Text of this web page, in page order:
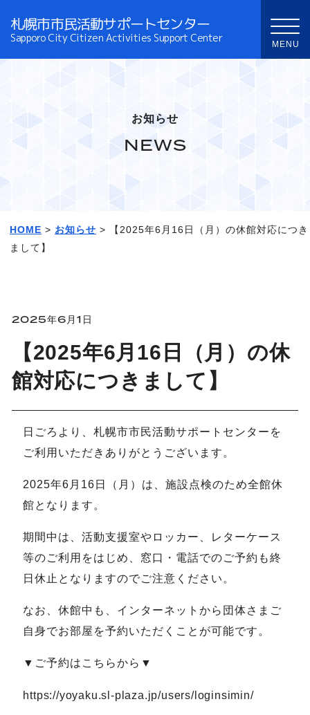
札幌市市民活動サポートセンター
Sapporo City Citizen Activities Support Center
お知らせ
NEWS
HOME > お知らせ > 【2025年6月16日（月）の休館対応につき
まして】
【2025年6月16日（月）の休
館対応につきまして】
2025年6月1日
日ごろより、札幌市市民活動サポートセンターを
ご利用いただきありがとうございます。
2025年6月16日（月）は、施設点検のため全館休
館となります。
期間中は、活動支援室やロッカー、レターケース
等のご利用をはじめ、窓口・電話でのご予約も終
日休止となりますのでご注意ください。
なお、休館中も、インターネットから団体さまご
自身でお部屋を予約いただくことが可能です。
▼ご予約はこちらから▼
https://yoyaku.sl-plaza.jp/users/loginsimin/